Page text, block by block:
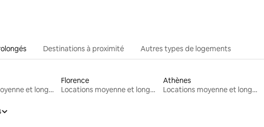
Destinations à proximité Autres types de logements
Locations moyenne et longue durée
Florence
Locations moyenne et longue durée
Athènes
Locations moyenne et longue durée